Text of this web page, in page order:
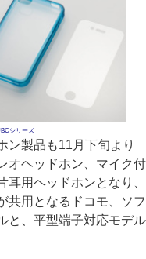
シリーズ
製品も11月下旬より
オヘッドホン、マイク付
用ヘッドホンとなり、
共用となるドコモ、ソフ
と、平型端子対応モデル